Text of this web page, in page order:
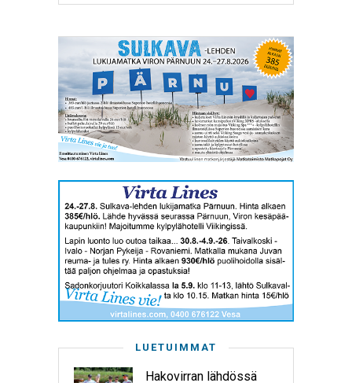
LUETUIMMAT
Hakovirran lähdössä